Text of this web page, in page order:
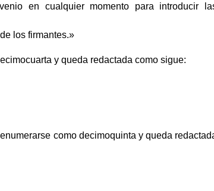
en cualquier momento para introducir
los firmantes.»
y queda redactada como sigue:
como decimoquinta y queda